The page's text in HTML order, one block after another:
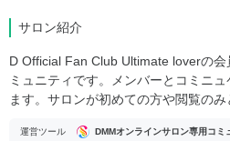
サロン紹介
D Official Fan Club Ultimate loverの
ミュニティです。メンバーとコミニ
ます。サロンが初めての方や閲覧のみ
運営ツール DMMオンラインサロン専用コミ